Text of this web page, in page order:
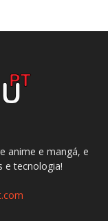
anime e mangá, e
e tecnologia!